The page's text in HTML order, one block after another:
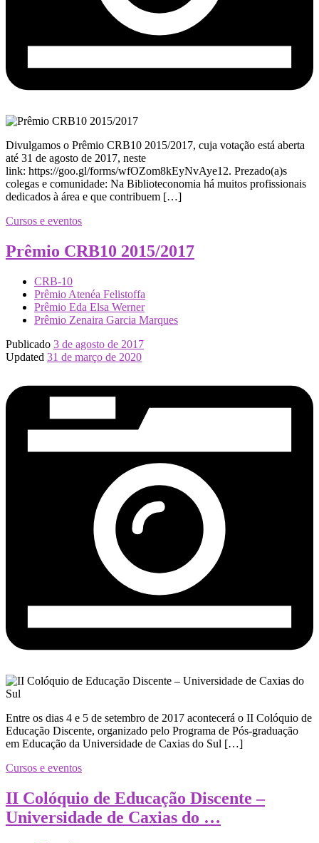
Divulgamos o Prêmio CRB10 2015/2017, cuja votação está aberta
até 31 de agosto de 2017, neste
link: https://goo.gl/forms/wfOZom8kEyNvAye12. Prezado(a)s
colegas e comunidade: Na Biblioteconomia há muitos profissionais
dedicados à área e que contribuem […]
Cursos e eventos
Prêmio CRB10 2015/2017
CRB-10
Prêmio Atenéa Felistoffa
Prêmio Eda Elsa Werner
Prêmio Zenaira Garcia Marques
Publicado 3 de agosto de 2017
Updated 31 de março de 2020
Entre os dias 4 e 5 de setembro de 2017 acontecerá o II Colóquio de
Educação Discente, organizado pelo Programa de Pós-graduação
em Educação da Universidade de Caxias do Sul […]
Cursos e eventos
II Colóquio de Educação Discente –
Universidade de Caxias do …